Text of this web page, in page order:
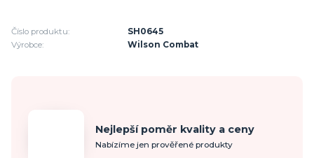
Číslo produktu:
SH0645
Výrobce:
Wilson Combat
Nejlepší poměr kvality a ceny
Nabízíme jen prověřené produkty